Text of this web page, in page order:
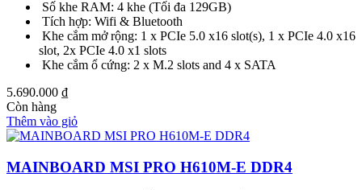
Số khe RAM: 4 khe (Tối đa 129GB)
Tích hợp: Wifi & Bluetooth
Khe cắm mở rộng: 1 x PCIe 5.0 x16 slot(s), 1 x PCIe 4.0 x16
slot, 2x PCIe 4.0 x1 slots
Khe cắm ổ cứng: 2 x M.2 slots and 4 x SATA
5.690.000 ₫
Còn hàng
Thêm vào giỏ
MAINBOARD MSI PRO H610M-E DDR4